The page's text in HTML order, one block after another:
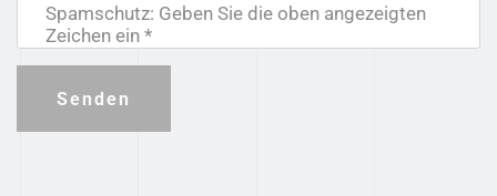
Spamschutz: Geben Sie die oben angezeigten
Zeichen ein *
Senden